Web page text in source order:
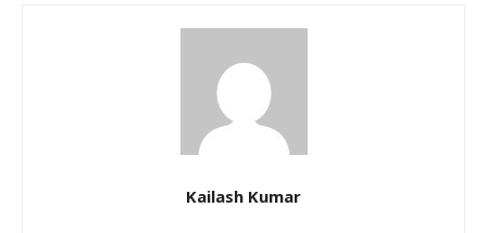
Kailash Kumar